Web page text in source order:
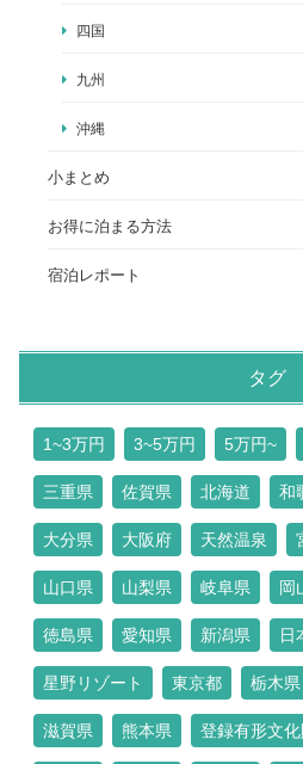
四国
九州
沖縄
小まとめ
お得に泊まる方法
宿泊レポート
タグ
1~3万円 3~5万円 5万円~
三重県 佐賀県 北海道 和
大分県 大阪府 天然温泉
山口県 山梨県 岐阜県 岡
徳島県 愛知県 新潟県 日
星野リゾート 東京都 栃木県
滋賀県 熊本県 登録有形文